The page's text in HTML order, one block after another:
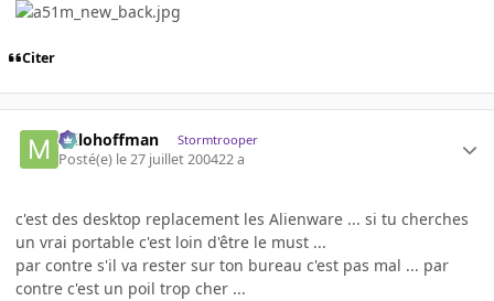
Citer
milohoffman Stormtrooper
Posté(e) le 27 juillet 200422 a
c'est des desktop replacement les Alienware ... si tu cherches
un vrai portable c'est loin d'être le must ...
par contre s'il va rester sur ton bureau c'est pas mal ... par
contre c'est un poil trop cher ...